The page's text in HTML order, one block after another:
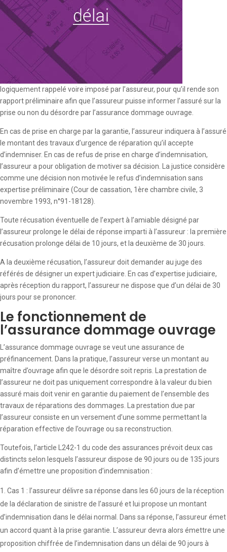
logiquement rappelé voire imposé par l’assureur, pour qu’il rende son
rapport préliminaire afin que l’assureur puisse informer l’assuré sur la
prise ou non du désordre par l’assurance dommage ouvrage.
En cas de prise en charge par la garantie, l’assureur indiquera à l’assuré
le montant des travaux d’urgence de réparation qu’il accepte
d’indemniser. En cas de refus de prise en charge d’indemnisation,
l’assureur a pour obligation de motiver sa décision. La justice considère
comme une décision non motivée le refus d’indemnisation sans
expertise préliminaire (Cour de cassation, 1ère chambre civile, 3
novembre 1993, n°91-18128).
Toute récusation éventuelle de l’expert à l’amiable désigné par
l’assureur prolonge le délai de réponse imparti à l’assureur : la première
récusation prolonge délai de 10 jours, et la deuxième de 30 jours.
A la deuxième récusation, l’assureur doit demander au juge des
référés de désigner un expert judiciaire. En cas d’expertise judiciaire,
après réception du rapport, l’assureur ne dispose que d’un délai de 30
jours pour se prononcer.
Le fonctionnement de
l’assurance dommage ouvrage
L’assurance dommage ouvrage se veut une assurance de
préfinancement. Dans la pratique, l’assureur verse un montant au
maître d’ouvrage afin que le désordre soit repris. La prestation de
l’assureur ne doit pas uniquement correspondre à la valeur du bien
assuré mais doit venir en garantie du paiement de l’ensemble des
travaux de réparations des dommages. La prestation due par
l’assureur consiste en un versement d’une somme permettant la
réparation effective de l’ouvrage ou sa reconstruction.
Toutefois, l’article L242-1 du code des assurances prévoit deux cas
distincts selon lesquels l’assureur dispose de 90 jours ou de 135 jours
afin d’émettre une proposition d’indemnisation :
Cas 1 : l’assureur délivre sa réponse dans les 60 jours de la réception
de la déclaration de sinistre de l’assuré et lui propose un montant
d’indemnisation dans le délai normal. Dans sa réponse, l’assureur émet
un accord quant à la prise garantie. L’assureur devra alors émettre une
proposition chiffrée de l’indemnisation dans un délai de 90 jours à